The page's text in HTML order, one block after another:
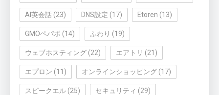
AI英会話 (23) DNS設定 (17) Etoren (13)
GMOペパボ (14) ふわり (19)
ウェブホスティング (22) エアトリ (21)
エプロン (11) オンラインショッピング (17)
スピークエル (25) セキュリティ (29)